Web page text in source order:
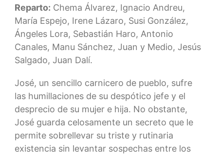
Reparto: Chema Álvarez, Ignacio Andreu,
María Espejo, Irene Lázaro, Susi González,
Ángeles Lora, Sebastián Haro, Antonio
Canales, Manu Sánchez, Juan y Medio, Jesús
Salgado, Juan Dalí.
José, un sencillo carnicero de pueblo, sufre
las humillaciones de su despótico jefe y el
desprecio de su mujer e hija. No obstante,
José guarda celosamente un secreto que le
permite sobrellevar su triste y rutinaria
existencia sin levantar sospechas entre los